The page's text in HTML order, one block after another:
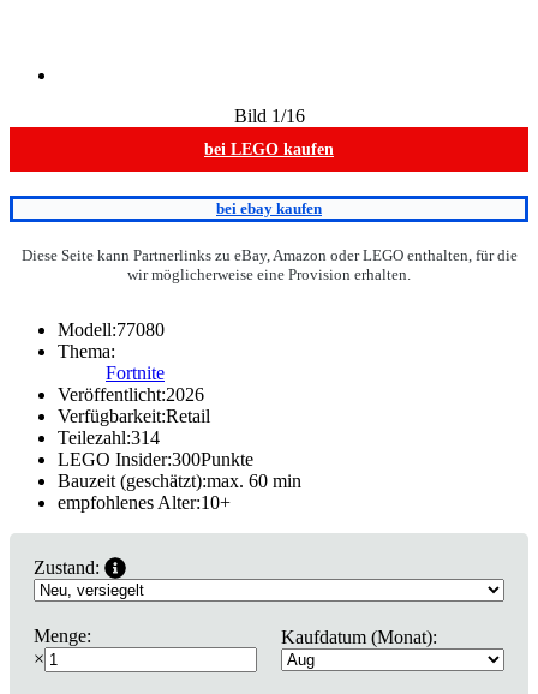
Bild 1/16
bei LEGO kaufen
bei ebay kaufen
Diese Seite kann Partnerlinks zu eBay, Amazon oder LEGO enthalten, für die
wir möglicherweise eine Provision erhalten.
Modell:77080
Thema:
Fortnite
Veröffentlicht:2026
Verfügbarkeit:Retail
Teilezahl:314
LEGO Insider:300Punkte
Bauzeit (geschätzt):max. 60 min
empfohlenes Alter:10+
Zustand:
Menge:
×
Kaufdatum (Monat):